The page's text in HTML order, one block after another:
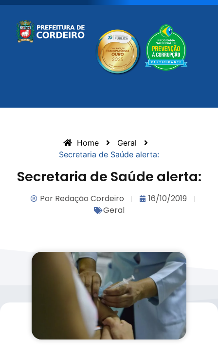
Home
Geral
Secretaria de Saúde alerta:
Secretaria de Saúde alerta:
Por Redação Cordeiro
16/10/2019
Geral